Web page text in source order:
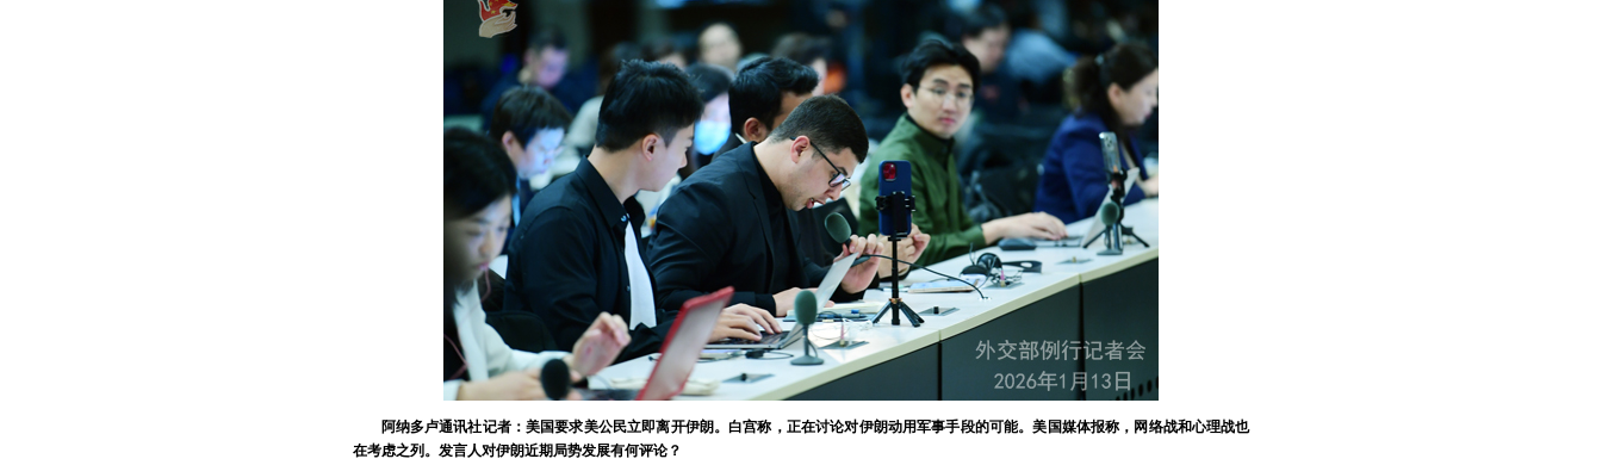
阿纳多卢通讯社记者：美国要求美公民立即离开伊朗。白宫称，正在讨论对伊朗动用军事手段的可能。美国媒体报称，网络战和心理战也
在考虑之列。发言人对伊朗近期局势发展有何评论？